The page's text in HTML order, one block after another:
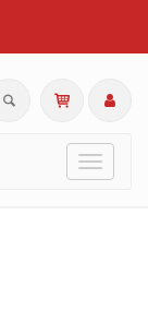
Toggle